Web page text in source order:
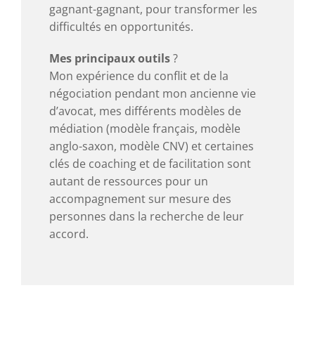
gagnant-gagnant, pour transformer les
difficultés en opportunités.
Mes principaux outils?
Mon expérience du conflit et de la
négociation pendant mon ancienne vie
d’avocat, mes différents modèles de
médiation (modèle français, modèle
anglo-saxon, modèle CNV) et certaines
clés de coaching et de facilitation sont
autant de ressources pour un
accompagnement sur mesure des
personnes dans la recherche de leur
accord.